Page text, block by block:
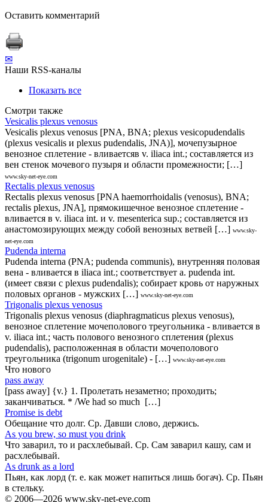
Оставить комментарий
✉
Наши RSS-каналы
Показать все
Смотри также
Vesicalis plexus venosus
Vesicalis plexus venosus [PNA, BNA; plexus vesicopudendalis
(plexus vesicalis и plexus pudendalis, JNA)], мочепузырное
венозное сплетение - вливаетсяв v. iliaca int.; составляется из
вен стенок мочевого пузыря и области промежности; […]
www.sky-net-eye.com
Rectalis plexus venosus
Rectalis plexus venosus [PNA haemorrhoidalis (venosus), BNA;
rectalis plexus, JNA], прямокишечное венозное сплетение -
вливается в v. iliaca int. и v. mesenterica sup.; составляется из
анастомозирующих между собой венозных ветвей […] www.sky-
net-eye.com
Pudenda interna
Pudenda interna (PNA; pudenda communis), внутренняя половая
вена - вливается в iliaca int.; соответствует a. pudenda int.
(имеет связи с plexus pudendalis); собирает кровь от наружных
половых органов - мужских […] www.sky-net-eye.com
Trigonalis plexus venosus
Trigonalis plexus venosus (diaphragmaticus plexus venosus),
венозное сплетение мочеполового треугольника - вливается в
v. iliaca int.; часть полового венозного сплетения (plexus
pudendalis), расположенная в области мочеполового
треугольника (trigonum urogenitale) - […] www.sky-net-eye.com
Что нового
pass away
[pass away] {v.} 1. Пролетать незаметно; проходить;
заканчиваться. * /We had so much […]
Promise is debt
Обещание что долг. Ср. Давши слово, держись.
As you brew, so must you drink
Что заварил, то и расхлебывай. Ср. Сам заварил кашу, сам и
расхлебывай.
As drunk as a lord
Пьян, как лорд (т. е. как может напиться лишь богач). Ср. Пьян
в стельку.
© 2006—2026 www.sky-net-eye.com